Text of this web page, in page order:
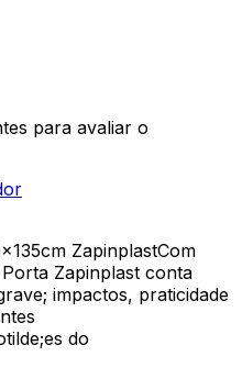
para avaliar o
ZapinplastCom
Zapinplast conta
impactos, praticidade
do